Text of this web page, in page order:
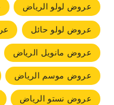
عروض لولو الرياض
عروض لولو حائل
عروض مانويل الرياض
عروض موسم الرياض
عروض نستو الرياض